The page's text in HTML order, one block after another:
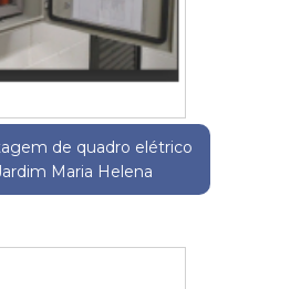
de quadro elétrico
Maria Helena